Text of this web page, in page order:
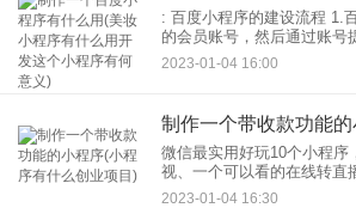
: 百度小程序的建设流程 1.百度认证需要先注册百度
的会员账号，然后通过账号
述，再提交企业信息，比如
账号，然后验证照片。相对
2023-01-04 16:00
微信最实用好玩10个小程序，值得
视、一个可以看的在线转直
大卫视、体育、影视。 2.找到自己的证件照可以快
速帮到你制作证件照，黑蓝
2023-01-04 16:30